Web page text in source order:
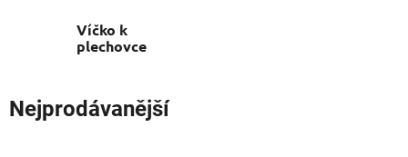
Víčko k
plechovce
Nejprodávanější